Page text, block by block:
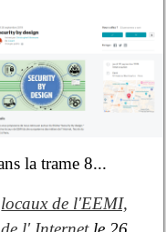
la trame 8...
locaux de l'EEMI,